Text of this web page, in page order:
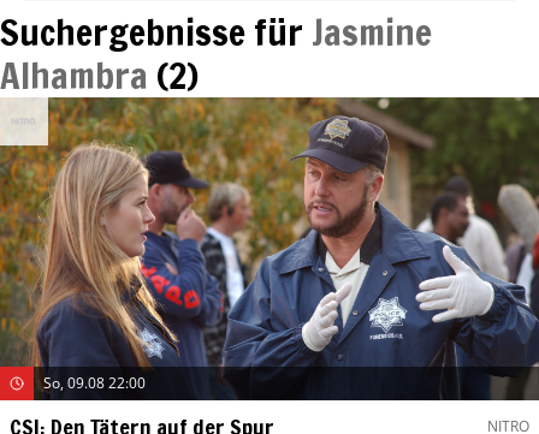
Suchergebnisse für Jasmine
Alhambra (2)
So, 09.08 22:00
CSI: Den Tätern auf der Spur NITRO